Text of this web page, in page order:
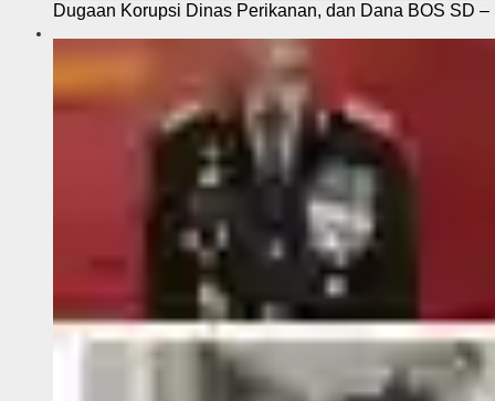
Dugaan Korupsi Dinas Perikanan, dan Dana BOS SD